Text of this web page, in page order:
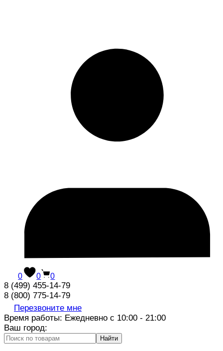
0 0 0
8 (499) 455-14-79
8 (800) 775-14-79
Перезвоните мне
Время работы: Ежедневно с 10:00 - 21:00
Ваш город:
Найти